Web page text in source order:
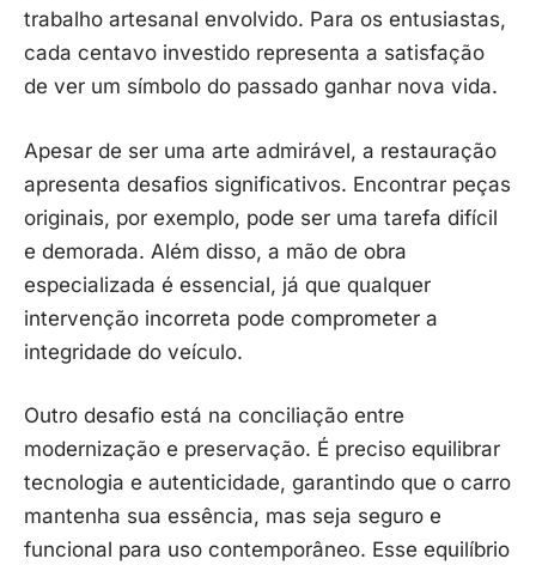
trabalho artesanal envolvido. Para os entusiastas,
cada centavo investido representa a satisfação
de ver um símbolo do passado ganhar nova vida.
Apesar de ser uma arte admirável, a restauração
apresenta desafios significativos. Encontrar peças
originais, por exemplo, pode ser uma tarefa difícil
e demorada. Além disso, a mão de obra
especializada é essencial, já que qualquer
intervenção incorreta pode comprometer a
integridade do veículo.
Outro desafio está na conciliação entre
modernização e preservação. É preciso equilibrar
tecnologia e autenticidade, garantindo que o carro
mantenha sua essência, mas seja seguro e
funcional para uso contemporâneo. Esse equilíbrio